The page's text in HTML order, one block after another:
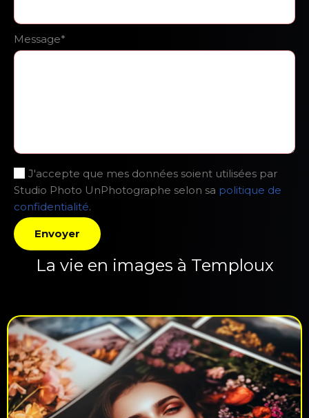
Message*
J'accepte que mes données soient utilisées par
Studio Photo UnPhotographe selon sa politique de
confidentialité.
La vie en images à Temploux